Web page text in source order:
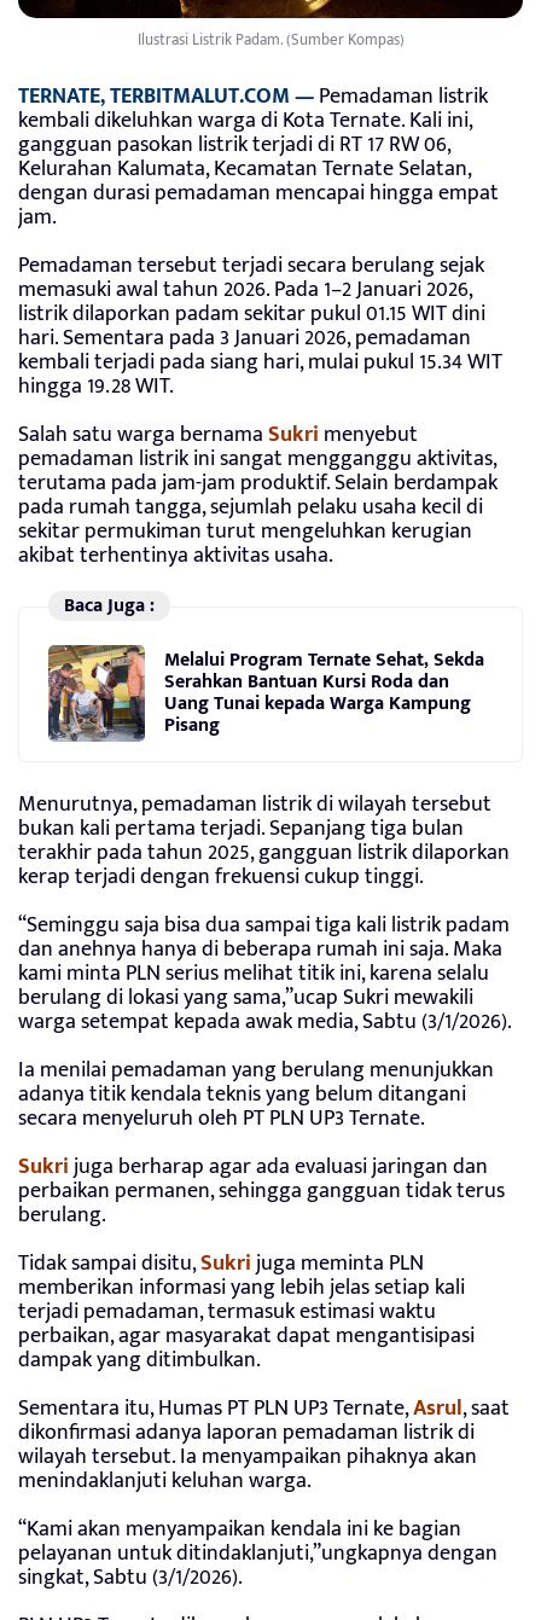
Ilustrasi Listrik Padam. (Sumber Kompas)
TERNATE, TERBITMALUT.COM —Pemadaman listrik
kembali dikeluhkan warga di Kota Ternate. Kali ini,
gangguan pasokan listrik terjadi di RT 17 RW 06,
Kelurahan Kalumata, Kecamatan Ternate Selatan,
dengan durasi pemadaman mencapai hingga empat
jam.
Pemadaman tersebut terjadi secara berulang sejak
memasuki awal tahun 2026. Pada 1–2 Januari 2026,
listrik dilaporkan padam sekitar pukul 01.15 WIT dini
hari. Sementara pada 3 Januari 2026, pemadaman
kembali terjadi pada siang hari, mulai pukul 15.34 WIT
hingga 19.28 WIT.
Salah satu warga bernamaSukri menyebut
pemadaman listrik ini sangat mengganggu aktivitas,
terutama pada jam-jam produktif. Selain berdampak
pada rumah tangga, sejumlah pelaku usaha kecil di
sekitar permukiman turut mengeluhkan kerugian
akibat terhentinya aktivitas usaha.
Baca Juga :
Melalui Program Ternate Sehat, Sekda
Serahkan Bantuan Kursi Roda dan
Uang Tunai kepada Warga Kampung
Pisang
Menurutnya, pemadaman listrik di wilayah tersebut
bukan kali pertama terjadi. Sepanjang tiga bulan
terakhir pada tahun 2025, gangguan listrik dilaporkan
kerap terjadi dengan frekuensi cukup tinggi.
“Seminggu saja bisa dua sampai tiga kali listrik padam
dan anehnya hanya di beberapa rumah ini saja. Maka
kami minta PLN serius melihat titik ini, karena selalu
berulang di lokasi yang sama,”ucap Sukri mewakili
warga setempat kepada awak media, Sabtu (3/1/2026).
Ia menilai pemadaman yang berulang menunjukkan
adanya titik kendala teknis yang belum ditangani
secara menyeluruh oleh PT PLN UP3 Ternate.
Sukrijuga berharap agar ada evaluasi jaringan dan
perbaikan permanen, sehingga gangguan tidak terus
berulang.
Tidak sampai disitu,Sukrijuga meminta PLN
memberikan informasi yang lebih jelas setiap kali
terjadi pemadaman, termasuk estimasi waktu
perbaikan, agar masyarakat dapat mengantisipasi
dampak yang ditimbulkan.
Sementara itu, Humas PT PLN UP3 Ternate,Asrul, saat
dikonfirmasi adanya laporan pemadaman listrik di
wilayah tersebut. Ia menyampaikan pihaknya akan
menindaklanjuti keluhan warga.
“Kami akan menyampaikan kendala ini ke bagian
pelayanan untuk ditindaklanjuti,”ungkapnya dengan
singkat, Sabtu (3/1/2026).